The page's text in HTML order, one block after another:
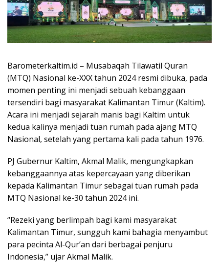
Barometerkaltim.id – Musabaqah Tilawatil Quran
(MTQ) Nasional ke-XXX tahun 2024 resmi dibuka, pada
momen penting ini menjadi sebuah kebanggaan
tersendiri bagi masyarakat Kalimantan Timur (Kaltim).
Acara ini menjadi sejarah manis bagi Kaltim untuk
kedua kalinya menjadi tuan rumah pada ajang MTQ
Nasional, setelah yang pertama kali pada tahun 1976.
PJ Gubernur Kaltim, Akmal Malik, mengungkapkan
kebanggaannya atas kepercayaan yang diberikan
kepada Kalimantan Timur sebagai tuan rumah pada
MTQ Nasional ke-30 tahun 2024 ini.
“Rezeki yang berlimpah bagi kami masyarakat
Kalimantan Timur, sungguh kami bahagia menyambut
para pecinta Al-Qur’an dari berbagai penjuru
Indonesia,” ujar Akmal Malik.